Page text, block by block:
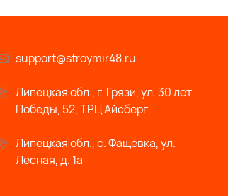
support@stroymir48.ru
Липецкая обл., г. Грязи, ул. 30 лет
Победы, 52, ТРЦ Айсберг
Липецкая обл., с. Фащёвка, ул.
Лесная, д. 1а